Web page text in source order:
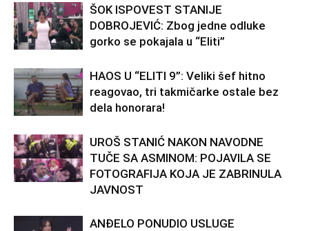
ŠOK ISPOVEST STANIJE
DOBROJEVIĆ: Zbog jedne odluke
gorko se pokajala u “Eliti”
HAOS U “ELITI 9”: Veliki šef hitno
reagovao, tri takmičarke ostale bez
dela honorara!
UROŠ STANIĆ NAKON NAVODNE
TUČE SA ASMINOM: POJAVILA SE
FOTOGRAFIJA KOJA JE ZABRINULA
JAVNOST
ANĐELO PONUDIO USLUGE